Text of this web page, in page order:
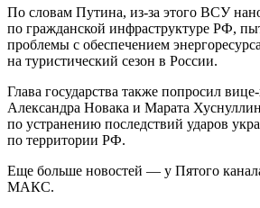
По словам Путина, из-за этого ВСУ
по гражданской инфраструктуре РФ,
проблемы с обеспечением
на туристический сезон в России.
Глава государства также попросил
Александра Новака и Марата
по устранению последствий ударов
по территории РФ.
Еще больше новостей — у Пятого
МАКС.